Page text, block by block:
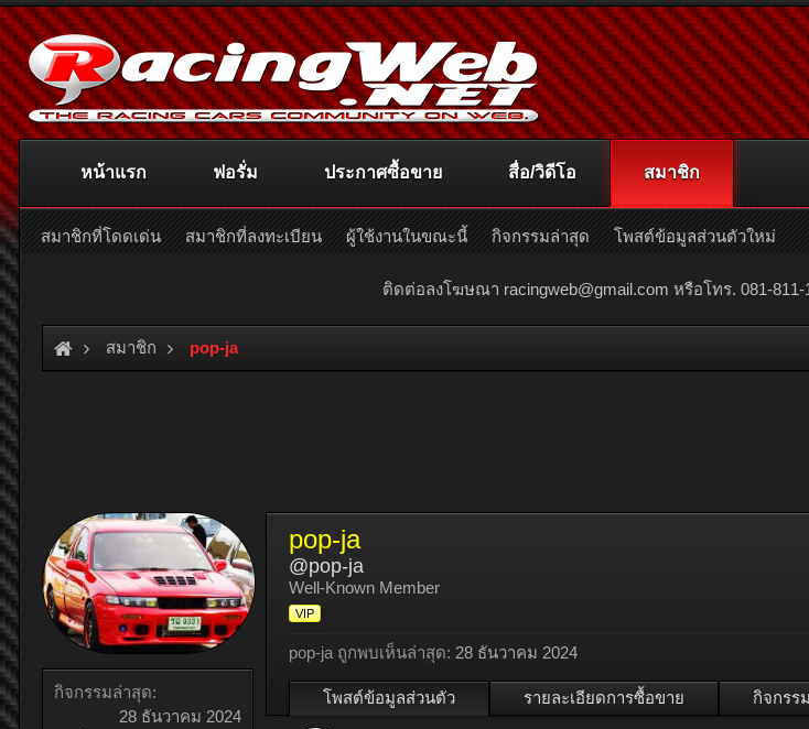
ติดต่อลงโฆษณา racingweb@gmail.com หรือโทร. 081-
สมาชิก pop-ja
กิจกรรมล่าสุด:
28 ธันวาคม 2024
pop-ja
@pop-ja
Well-Known Member
VIP
pop-ja ถูกพบเห็นล่าสุด: 28 ธันวาคม 2024
โพสต์ข้อมูลส่วนตัว รายละเอียดการซื้อขาย กิจกรร
หน้าแรก ฟอรั่ม ประกาศซื้อขาย สื่อ/วิดีโอ สมาชิก
สมาชิกที่โดดเด่น สมาชิกที่ลงทะเบียน ผู้ใช้งานในขณะนี้ กิจกรรมล่าสุด โพสต์ข้อมูลส่วนตัวใหม่